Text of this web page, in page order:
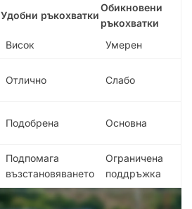
Удобни ръкохватки
Обикновени
ръкохватки
Висок Умерен
Отлично Слабо
Подобрена Основна
Подпомага
възстановяването
Ограничена
поддръжка